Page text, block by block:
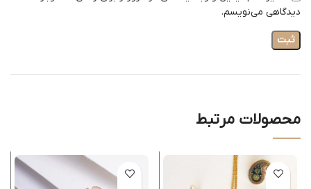
دیدگاهی می‌نویسم.
محصولات مرتبط